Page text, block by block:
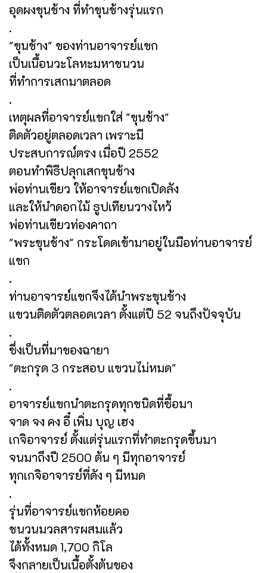
อุดผงขุนช้าง ที่ทำขุนช้างรุ่นแรก
.
"ขุนช้าง" ของท่านอาจารย์แขก
เป็นเนื้อนวะโลหะมหาชนวน
ที่ทำการเสกมาตลอด
.
เหตุผลที่อาจารย์แขกใส่ "ขุนช้าง"
ติดตัวอยู่ตลอดเวลา เพราะมี
ประสบการณ์ตรง เมื่อปี 2552
ตอนทำพิธีปลุกเสกขุนช้าง
พ่อท่านเขียว ให้อาจารย์แขกเปิดลัง
และให้นำดอกไม้ ธูปเทียนวางไหว้
พ่อท่านเขียวท่องคาถา
"พระขุนช้าง" กระโดดเข้ามาอยู่ในมือท่านอาจารย์
แขก
.
ท่านอาจารย์แขกจึงได้นำพระขุนช้าง
แขวนติดตัวตลอดเวลา ตั้งแต่ปี 52 จนถึงปัจจุบัน
.
ซึ่งเป็นที่มาของฉายา
"ตะกรุด 3 กระสอบ แขวนไม่หมด"
.
อาจารย์แขกนำตะกรุดทุกชนิดที่ซื้อมา
จาด จง คง อี๋ เพิ่ม บุญ เฮง
เกจิอาจารย์ ตั้งแต่รุ่นแรกที่ทำตะกรุดขึ้นมา
จนมาถึงปี 2500 ต้น ๆ มีทุกอาจารย์
ทุกเกจิอาจารย์ที่ดัง ๆ มีหมด
.
รุ่นที่อาจารย์แขกห้อยคอ
ชนวนมวลสารผสมแล้ว
ได้ทั้งหมด 1,700 กิโล
จึงกลายเป็นเนื้อตั้งต้นของ